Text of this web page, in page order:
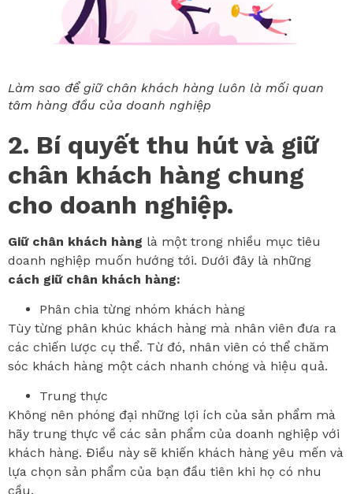
Làm sao để giữ chân khách hàng luôn là mối quan
tâm hàng đầu của doanh nghiệp
2. Bí quyết thu hút và giữ
chân khách hàng chung
cho doanh nghiệp.
Giữ chân khách hàng là một trong nhiều mục tiêu
doanh nghiệp muốn hướng tới. Dưới đây là những
cách giữ chân khách hàng:
Phân chia từng nhóm khách hàng
Tùy từng phân khúc khách hàng mà nhân viên đưa ra
các chiến lược cụ thể. Từ đó, nhân viên có thể chăm
sóc khách hàng một cách nhanh chóng và hiệu quả.
Trung thực
Không nên phóng đại những lợi ích của sản phẩm mà
hãy trung thực về các sản phẩm của doanh nghiệp với
khách hàng. Điều này sẽ khiến khách hàng yêu mến và
lựa chọn sản phẩm của bạn đầu tiên khi họ có nhu
cầu.